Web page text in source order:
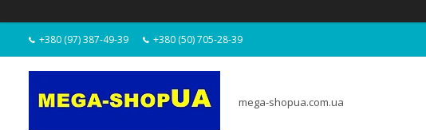
+380 (97) 387-49-39 +380 (50) 705-28-39
mega-shopua.com.ua